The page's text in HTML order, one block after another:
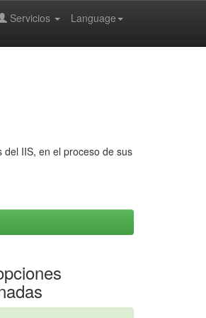
Language
Servicios
IIS, en el proceso de sus